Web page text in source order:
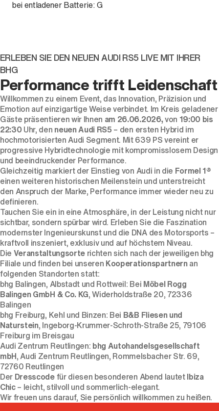
bei entladener Batterie: G
ERLEBEN SIE DEN NEUEN AUDI RS5 LIVE MIT IHRER
BHG
Performance trifft Leidenschaft
Willkommen zu einem Event, das Innovation, Präzision und
Emotion auf einzigartige Weise verbindet. Im Kreis geladener
Gäste präsentieren wir Ihnen am 26.06.2026,von 19:00 bis
22:30 Uhr, den neuen Audi RS5 – den ersten Hybrid im
hochmotorisierten Audi Segment. Mit 639 PS vereint er
progressive Hybridtechnologie mit kompromisslosem Design
und beeindruckender Performance.
Gleichzeitig markiert der Einstieg von Audi in die Formel 1®
einen weiteren historischen Meilenstein und unterstreicht
den Anspruch der Marke, Performance immer wieder neu zu
definieren.
Tauchen Sie ein in eine Atmosphäre, in der Leistung nicht nur
sichtbar, sondern spürbar wird. Erleben Sie die Faszination
modernster Ingenieurskunst und die DNA des Motorsports –
kraftvoll inszeniert, exklusiv und auf höchstem Niveau.
Die Veranstaltungsorterichten sich nach der jeweiligen bhg
Filiale und finden bei unseren Kooperationspartnernan
folgenden Standorten statt:
bhg Balingen, Albstadt und Rottweil: Bei Möbel Rogg
Balingen GmbH & Co. KG, Widerholdstraße 20, 72336
Balingen
bhg Freiburg, Kehl und Binzen: Bei B&B Fliesen und
Naturstein, Ingeborg-Krummer-Schroth-Straße 25, 79106
Freiburg im Breisgau
Audi Zentrum Reutlingen: bhg Autohandelsgesellschaft
mbH, Audi Zentrum Reutlingen, Rommelsbacher Str. 69,
72760 Reutlingen
Der Dresscodefür diesen besonderen Abend lautetIbiza
Chic– leicht, stilvoll und sommerlich-elegant.
Wir freuen uns darauf, Sie persönlich willkommen zu heißen.